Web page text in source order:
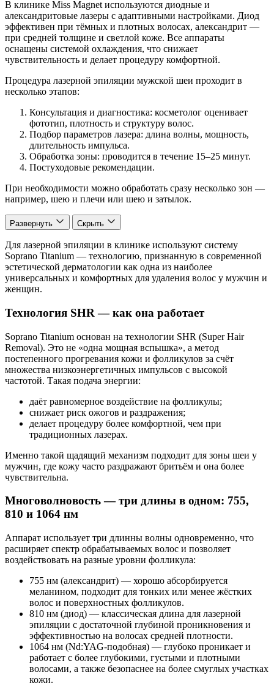
В клинике Miss Magnet используются диодные и
александритовые лазеры с адаптивными настройками. Диод
эффективен при тёмных и плотных волосах, александрит —
при средней толщине и светлой коже. Все аппараты
оснащены системой охлаждения, что снижает
чувствительность и делает процедуру комфортной.
Процедура лазерной эпиляции мужской шеи проходит в
несколько этапов:
Консультация и диагностика: косметолог оценивает
фототип, плотность и структуру волос.
Подбор параметров лазера: длина волны, мощность,
длительность импульса.
Обработка зоны: проводится в течение 15–25 минут.
Постуходовые рекомендации.
При необходимости можно обработать сразу несколько зон —
например, шею и плечи или шею и затылок.
Развернуть Скрыть
Для лазерной эпиляции в клинике используют систему
Soprano Titanium — технологию, признанную в современной
эстетической дерматологии как одна из наиболее
универсальных и комфортных для удаления волос у мужчин и
женщин.
Технология SHR — как она работает
Soprano Titanium основан на технологии SHR (Super Hair
Removal). Это не «одна мощная вспышка», а метод
постепенного прогревания кожи и фолликулов за счёт
множества низкоэнергетичных импульсов с высокой
частотой. Такая подача энергии:
даёт равномерное воздействие на фолликулы;
снижает риск ожогов и раздражения;
делает процедуру более комфортной, чем при
традиционных лазерах.
Именно такой щадящий механизм подходит для зоны шеи у
мужчин, где кожу часто раздражают бритьём и она более
чувствительна.
Многоволновость — три длины в одном: 755,
810 и 1064 нм
Аппарат использует три длинны волны одновременно, что
расширяет спектр обрабатываемых волос и позволяет
воздействовать на разные уровни фолликула:
755 нм (александрит) — хорошо абсорбируется
меланином, подходит для тонких или менее жёстких
волос и поверхностных фолликулов.
810 нм (диод) — классическая длина для лазерной
эпиляции с достаточной глубиной проникновения и
эффективностью на волосах средней плотности.
1064 нм (Nd:YAG‑подобная) — глубоко проникает и
работает с более глубокими, густыми и плотными
волосами, а также безопаснее на более смуглых участках
кожи.